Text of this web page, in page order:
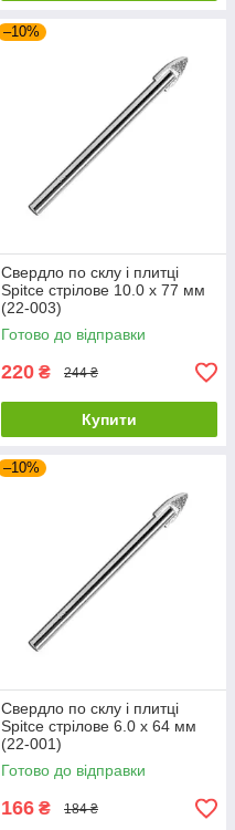
–10%
Свердло по склу і плитці
Spitce стрілове 10.0 х 77 мм
(22-003)
Готово до відправки
220 ₴ 244 ₴
Купити
–10%
Свердло по склу і плитці
Spitce стрілове 6.0 х 64 мм
(22-001)
Готово до відправки
166 ₴ 184 ₴